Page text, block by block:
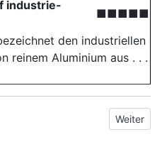
industrie-
■■■■■
den industriellen
reinem Aluminium aus . . .
Nächster
Weiter